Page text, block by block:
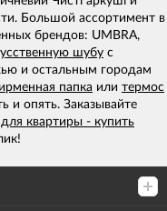
Большой ассортимент в
брендов: UMBRA,
шубу с
и остальным городам
папка или термос
и опять. Заказывайте
квартиры - купить